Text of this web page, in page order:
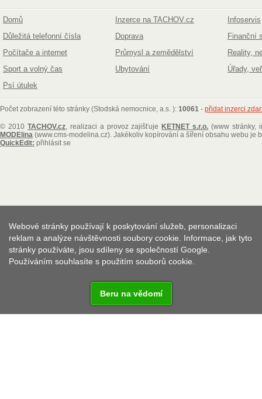
Domů Inzerce na TACHOV.cz
Infoservis
Důležitá telefonní čísla
Doprava
Finanční
Počítače a internet
Průmysl a zemědělství
Reality,
Sport a volný čas
Ubytování
Úřady,
Psí útulek
Počet zobrazení této stránky (Stodská nemocnice, a.s. ): 10061 - přidat inzerci
© 2010 TACHOV.cz, realizaci a provoz zajišťuje KETNET s.r.o. (www stránky,
MODElina (www.cms-modelina.cz). Jakékoliv kopírování a šíření obsahu webu je
QuickEdit: přihlásit se
Webové stránky používají k poskytování služeb, personalizaci
reklam a analýze návštěvnosti soubory cookie. Informace, jak tyto
stránky používáte, jsou sdíleny se společností Google.
Používáním souhlasíte s použitím souborů cookie.
Beru na vědomí